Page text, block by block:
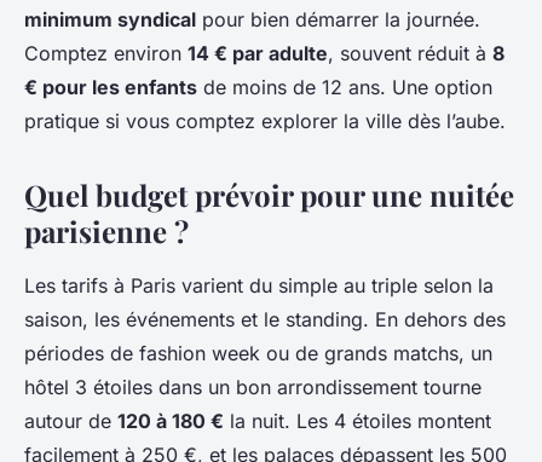
minimum syndical pour bien démarrer la journée.
Comptez environ 14 € par adulte, souvent réduit à 8
€ pour les enfants de moins de 12 ans. Une option
pratique si vous comptez explorer la ville dès l’aube.
Quel budget prévoir pour une nuitée
parisienne ?
Les tarifs à Paris varient du simple au triple selon la
saison, les événements et le standing. En dehors des
périodes de fashion week ou de grands matchs, un
hôtel 3 étoiles dans un bon arrondissement tourne
autour de 120 à 180 € la nuit. Les 4 étoiles montent
facilement à 250 €, et les palaces dépassent les 500